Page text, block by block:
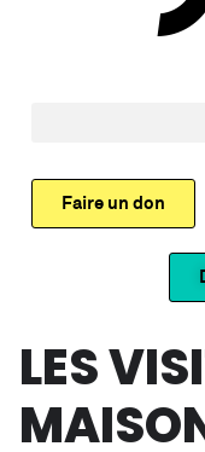
Faire un don
LES